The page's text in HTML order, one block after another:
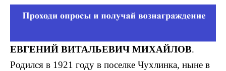
ЕВГЕНИЙ ВИТАЛЬЕВИЧ МИХАЙЛОВ.
Родился в 1921 году в поселке Чухлинка, ныне в